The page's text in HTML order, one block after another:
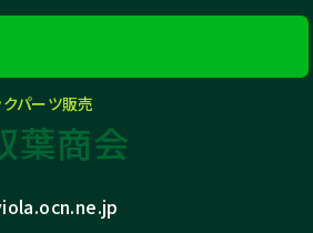
クパーツ販売
葉商会